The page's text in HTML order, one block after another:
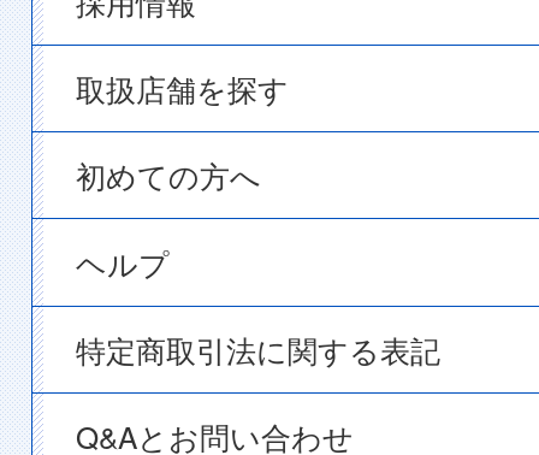
取扱店舗を探す
初めての方へ
ヘルプ
特定商取引法に関する表記
Q&Aとお問い合わせ